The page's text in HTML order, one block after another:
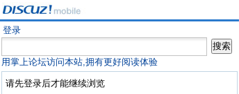
登录
用掌上论坛访问本站,拥有更好阅读体验
请先登录后才能继续浏览